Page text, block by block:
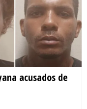
acusados de